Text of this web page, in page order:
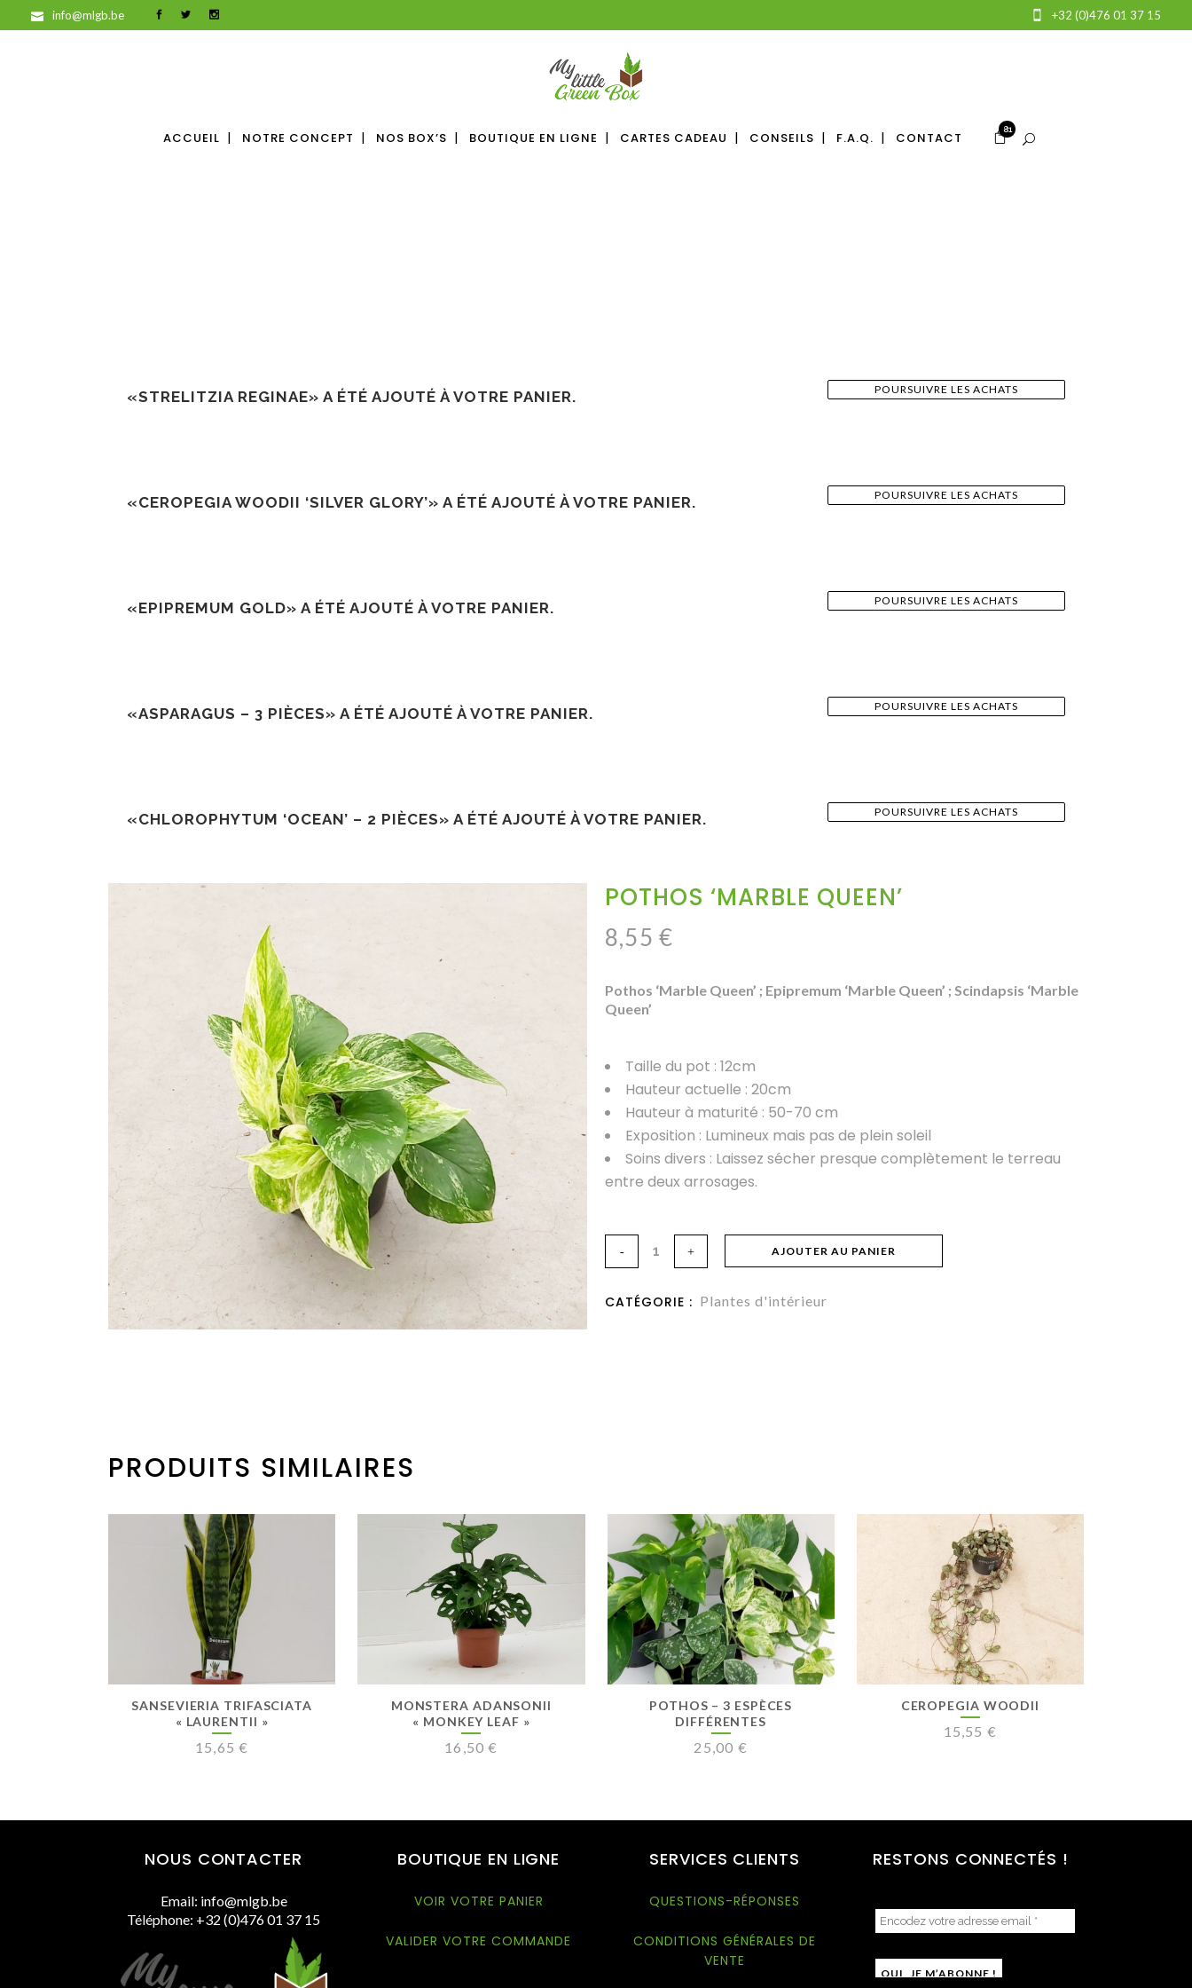
info@mlgb.be +32 (0)476 01 37 15
ACCUEIL NOTRE CONCEPT NOS BOX’S BOUTIQUE EN LIGNE CARTES CADEAU CONSEILS F.A.Q. CONTACT
81
«STRELITZIA REGINAE» A ÉTÉ AJOUTÉ À VOTRE PANIER. POURSUIVRE LES ACHATS
«CEROPEGIA WOODII ‘SILVER GLORY’» A ÉTÉ AJOUTÉ À VOTRE PANIER. POURSUIVRE LES ACHATS
«EPIPREMUM GOLD» A ÉTÉ AJOUTÉ À VOTRE PANIER. POURSUIVRE LES ACHATS
«ASPARAGUS – 3 PIÈCES» A ÉTÉ AJOUTÉ À VOTRE PANIER. POURSUIVRE LES ACHATS
«CHLOROPHYTUM ‘OCEAN’ – 2 PIÈCES» A ÉTÉ AJOUTÉ À VOTRE PANIER. POURSUIVRE LES ACHATS
POTHOS ‘MARBLE QUEEN’
8,55€
Pothos ‘Marble Queen’ ; Epipremum ‘Marble Queen’ ; Scindapsis ‘Marble
Queen’
Taille du pot : 12cm
Hauteur actuelle : 20cm
Hauteur à maturité : 50-70 cm
Exposition : Lumineux mais pas de plein soleil
Soins divers : Laissez sécher presque complètement le terreau
entre deux arrosages.
Pothos
AJOUTER AU PANIER
CATÉGORIE : Plantes d'intérieur
PRODUITS SIMILAIRES
SANSEVIERIA TRIFASCIATA
« LAURENTII »
15,65€
MONSTERA ADANSONII
« MONKEY LEAF »
16,50€
POTHOS – 3 ESPÈCES
DIFFÉRENTES
25,00 €
CEROPEGIA WOODII
15,55 €
NOUS CONTACTER
Email: info@mlgb.be
Téléphone: +32 (0)476 01 37 15
BOUTIQUE EN LIGNE
VOIR VOTRE PANIER
VALIDER VOTRE COMMANDE
SERVICES CLIENTS
QUESTIONS-RÉPONSES
CONDITIONS GÉNÉRALES DE
VENTE
RESTONS CONNECTÉS !